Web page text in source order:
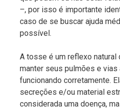
–, por isso é importante
caso de se buscar ajuda
possível.
A tosse é um reflexo natural
manter seus pulmões e
funcionando corretamente.
secreções e/ou material
considerada uma doença,